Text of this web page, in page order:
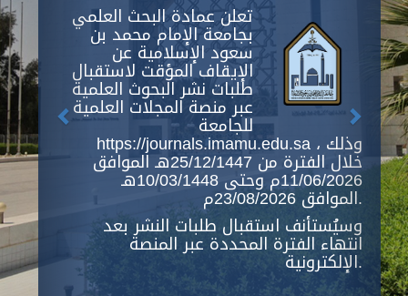
تعلن عمادة البحث العلمي
بجامعة الإمام محمد بن
سعود الإسلامية عن
الإيقاف المؤقت لاستقبال
طلبات نشر البحوث العلمية
عبر منصة المجلات العلمية
للجامعة
https://journals.imamu.edu.sa ، وذلك
خلال الفترة من 25/12/1447هـ الموافق
11/06/2026م وحتى 10/03/1448هـ
الموافق 23/08/2026م.
وسيُستأنف استقبال طلبات النشر بعد
انتهاء الفترة المحددة عبر المنصة
الإلكترونية.